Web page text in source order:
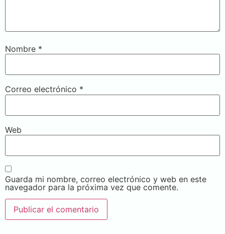
Nombre *
Correo electrónico *
Web
Guarda mi nombre, correo electrónico y web en este
navegador para la próxima vez que comente.